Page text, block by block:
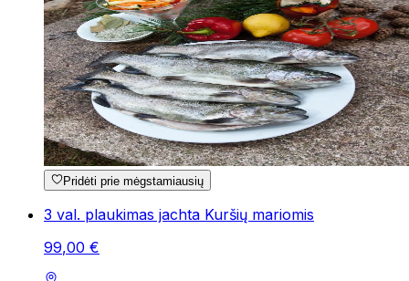
Pridėti prie mėgstamiausių
3 val. plaukimas jachta Kuršių mariomis
99,00 €